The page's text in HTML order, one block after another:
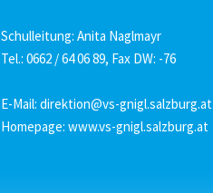
Schulleitung: Anita Naglmayr
Tel.: 0662 / 64 06 89, Fax DW: -76
E-Mail: direktion@vs-gnigl.salzburg.at
Homepage: www.vs-gnigl.salzburg.at